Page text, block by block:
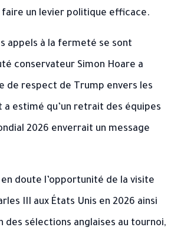
un levier politique efficace.
appels à la fermeté se sont
conservateur Simon Hoare a
de respect de Trump envers les
a estimé qu’un retrait des équipes
2026 enverrait un message
doute l’opportunité de la visite
III aux États Unis en 2026 ainsi
des sélections anglaises au tournoi,